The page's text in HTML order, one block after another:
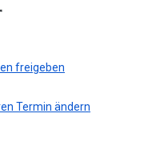
freigeben
Termin ändern